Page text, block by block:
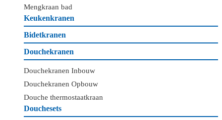
Mengkraan bad
Keukenkranen
Bidetkranen
Douchekranen
Douchekranen Inbouw
Douchekranen Opbouw
Douche thermostaatkraan
Douchesets